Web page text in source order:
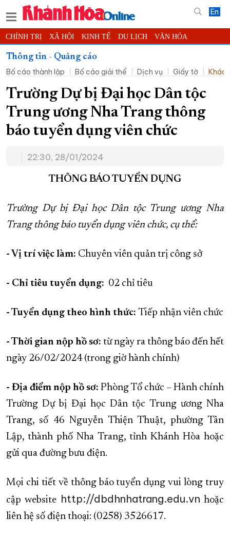
En
CHÍNH TRỊ XÃ HỘI KINH TẾ DU LỊCH VĂN HÓA
THỂ THAO ĐỜI SỐNG TIN ĐỊA PHƯƠNG
KHOA HỌC - CÔNG NGHỆ PHÁP LUẬT BẠN ĐỌC PHÓNG SỰ
THẾ GIỚI MULTIMEDIA VIDEO ĐỌC BÁO ONLINE
PODCAST THÔNG TIN - QUẢNG CÁO
QUY HOẠCH TỈNH KHÁNH HÒA
CHUNG TAY CẢI CÁCH HÀNH CHÍNH
XÂY DỰNG NÔNG THÔN MỚI LỊCH CẮT ĐIỆN
KỶ NIỆM 370 NĂM XÂY DỰNG VÀ PHÁT TRIỂN TỈNH KHÁNH HÒA
KHOẢNH KHẮC ĐẸP XỨ TRẦM
Thông tin - Quảng cáo
Bố cáo thành lập
Bố cáo giải thể Dịch vụ Giấy tờ Khác
Trường Dự bị Đại học Dân tộc
Trung ương Nha Trang thông
báo tuyển dụng viên chức
22:30, 28/01/2024
THÔNG BÁO TUYỂN DỤNG
Trường Dự bị Đại học Dân tộc Trung ương Nha
Trang thông báo tuyển dụng viên chức, cụ thể:
- Vị trí việc làm: Chuyên viên quản trị công sở
- Chỉ tiêu tuyển dụng: 02 chỉ tiêu
- Tuyển dụng theo hình thức: Tiếp nhận viên chức
- Thời gian nộp hồ sơ: từ ngày ra thông báo đến hết
ngày 26/02/2024 (trong giờ hành chính)
- Địa điểm nộp hồ sơ: Phòng Tổ chức – Hành chính
Trường Dự bị Đại học Dân tộc Trung ương Nha
Trang, số 46 Nguyễn Thiện Thuật, phường Tân
Lập, thành phố Nha Trang, tỉnh Khánh Hòa hoặc
gửi qua đường bưu điện.
Mọi chi tiết về thông báo tuyển dụng vui lòng truy
cập website http://dbdhnhatrang.edu.vn hoặc
liên hệ số điện thoại: (0258) 3526617.